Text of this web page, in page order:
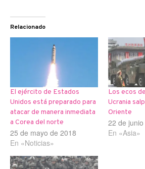
Relacionado
El ejército de Estados
Unidos está preparado para
atacar de manera inmediata
a Corea del norte
25 de mayo de 2018
En «Noticias»
Los ecos
Ucrania
Oriente
22 de
En «Asia»